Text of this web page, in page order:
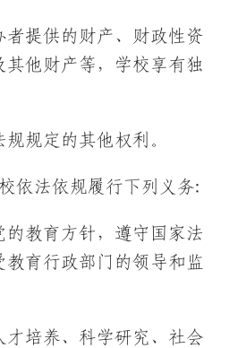
者提供的财产、财政性资
其他财产等，学校享有独
规规定的其他权利。
依法依规履行下列义务:
的教育方针，遵守国家法
教育行政部门的领导和监
才培养、科学研究、社会